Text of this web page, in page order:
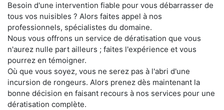
Besoin d'une intervention fiable pour vous débarrasser de
tous vos nuisibles ? Alors faites appel à nos
professionnels, spécialistes du domaine.
Nous vous offrons un service de dératisation que vous
n'aurez nulle part ailleurs ; faites l'expérience et vous
pourrez en témoigner.
Où que vous soyez, vous ne serez pas à l'abri d'une
incursion de rongeurs. Alors prenez dès maintenant la
bonne décision en faisant recours à nos services pour une
dératisation complète.